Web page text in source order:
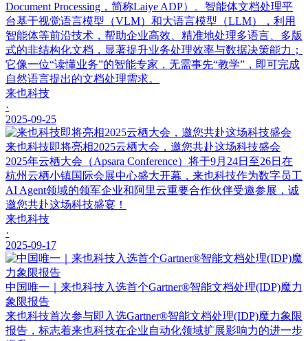
Document Processing，简称Laiye ADP）。智能体文档处理平
台基于视觉语言模型（VLM）和大语言模型（LLM），利用
智能体等前沿技术，帮助企业高效、精准地处理多语言、多版
式的非结构化文档，显著提升业务处理效率与数据决策能力；
它像一位“读懂业务”的智能专家，无需事先“教学”，即可完成
自然语言提出的文档处理需求。
来也科技
·
2025-09-25
来也科技即将亮相2025云栖大会，邀您共赴这场科技盛会
2025年云栖大会（Apsara Conference）将于9月24日至26日在
杭州云栖小镇国际会展中心盛大开幕，来也科技作为数字员工
AI Agent领域的领军企业和阿里云重要合作伙伴受邀参展，诚
邀您共赴这场科技盛宴！
来也科技
·
2025-09-17
中国唯一｜来也科技入选首个Gartner®智能文档处理(IDP)魔力
象限报告
来也科技首次参与即入选Gartner®智能文档处理(IDP)魔力象限
报告，标志着来也科技在企业自动化领域扩展影响力的进一步